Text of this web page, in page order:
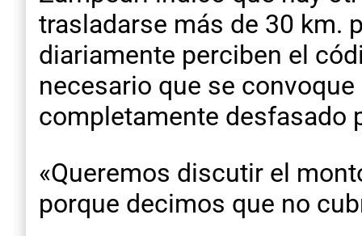
trasladarse más de 30 km.
diariamente perciben el
necesario que se
completamente desfasado
«Queremos discutir el
porque decimos que no